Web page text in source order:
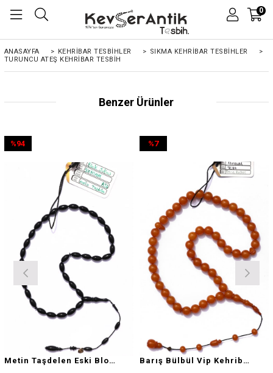
0
ANASAYFA > KEHRIBAR TESBIHLER > SIKMA KEHRİBAR TESBİHLER
>
TURUNCU ATEŞ KEHRIBAR TESBIH
Benzer Ürünler
Metin Taşdelen Eski Blok Sıkma
%94
Barış Bülbül Vip Kehribar Tesbih
%7